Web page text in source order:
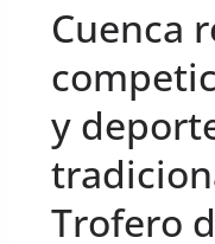
Cuenca
y
Trofero